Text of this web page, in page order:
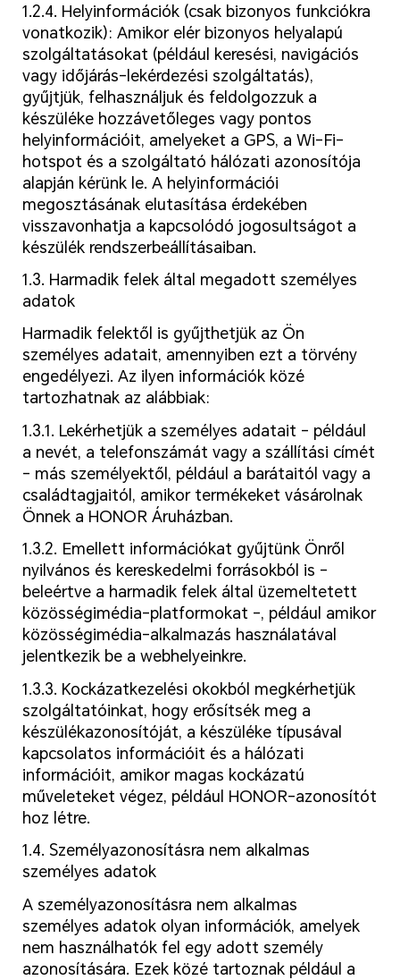
1.2.4. Helyinformációk (csak bizonyos funkciókra
vonatkozik): Amikor elér bizonyos helyalapú
szolgáltatásokat (például keresési, navigációs
vagy időjárás-lekérdezési szolgáltatás),
gyűjtjük, felhasználjuk és feldolgozzuk a
készüléke hozzávetőleges vagy pontos
helyinformációit, amelyeket a GPS, a Wi-Fi-
hotspot és a szolgáltató hálózati azonosítója
alapján kérünk le. A helyinformációi
megosztásának elutasítása érdekében
visszavonhatja a kapcsolódó jogosultságot a
készülék rendszerbeállításaiban.
1.3. Harmadik felek által megadott személyes
adatok
Harmadik felektől is gyűjthetjük az Ön
személyes adatait, amennyiben ezt a törvény
engedélyezi. Az ilyen információk közé
tartozhatnak az alábbiak:
1.3.1. Lekérhetjük a személyes adatait – például
a nevét, a telefonszámát vagy a szállítási címét
– más személyektől, például a barátaitól vagy a
családtagjaitól, amikor termékeket vásárolnak
Önnek a HONOR Áruházban.
1.3.2. Emellett információkat gyűjtünk Önről
nyilvános és kereskedelmi forrásokból is –
beleértve a harmadik felek által üzemeltetett
közösségimédia-platformokat –, például amikor
közösségimédia-alkalmazás használatával
jelentkezik be a webhelyeinkre.
1.3.3. Kockázatkezelési okokból megkérhetjük
szolgáltatóinkat, hogy erősítsék meg a
készülékazonosítóját, a készüléke típusával
kapcsolatos információit és a hálózati
információit, amikor magas kockázatú
műveleteket végez, például HONOR-azonosítót
hoz létre.
1.4. Személyazonosításra nem alkalmas
személyes adatok
A személyazonosításra nem alkalmas
személyes adatok olyan információk, amelyek
nem használhatók fel egy adott személy
azonosítására. Ezek közé tartoznak például a